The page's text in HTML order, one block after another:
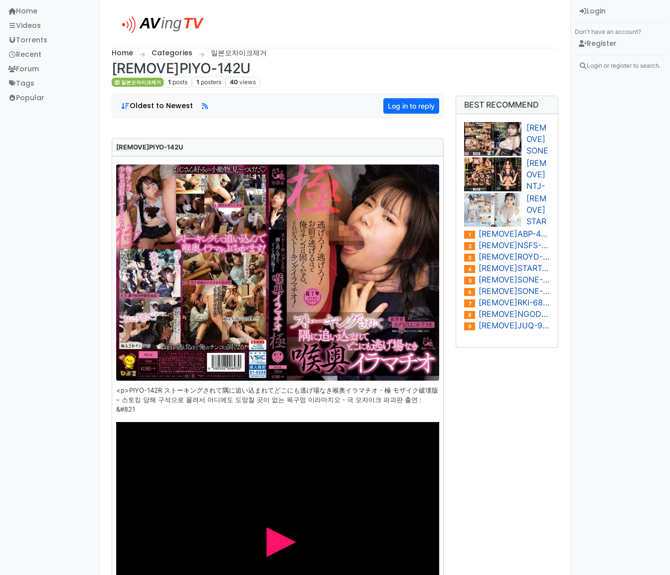
Home
Videos
Torrents
Recent
Forum
Tags
Popular
Home Categories 일본모자이크제거
[REMOVE]PIYO-142U
일본모자이크제거 1 posts 1 posters 40 views
Oldest to Newest Log in to reply
[REMOVE]PIYO-142U
<p>PIYO-142R ストーキングされて隅に追い込まれてどこにも逃げ場なき喉奥イラマチオ・極 モザイク破壊版
– 스토킹 당해 구석으로 몰려서 어디에도 도망칠 곳이 없는 목구멍 이라마치오・극 모자이크 파괴판 출연 :
&#821
BEST RECOMMEND
[REM
OVE]
SONE
-
394U
고조
오 렌
[REM
OVE]
NTJ-
011U
사쿠
라 세
나/미
즈시
마 아
이
[REM
OVE]
STAR
S-
573U
카미
키 레
이
1 [REMOVE]ABP-402U
2 [REMOVE]NSFS-401U 오노사카 유이카
3 [REMOVE]ROYD-030U 키노시타 히마리/하나자와 히마리
4 [REMOVE]START-182U 미온
5 [REMOVE]SONE-400U 하나 아리스
6 [REMOVE]SONE-387U 키요하라 미유
7 [REMOVE]RKI-683U 모나미 스즈
8 [REMOVE]NGOD-227U 하타노 유이/쿠로키 레이나
9 [REMOVE]JUQ-931U 카노우 아이
Login
Don't have an account?
Register
Login or register to search.